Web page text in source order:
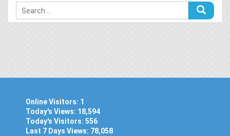
Online Visitors: 1
Today's Views: 18,594
Today's Visitors: 556
Last 7 Days Views: 78,058